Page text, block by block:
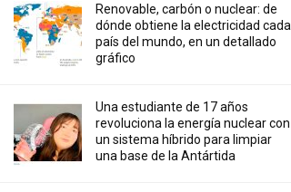
Renovable, carbón o nuclear: de
dónde obtiene la electricidad cada
país del mundo, en un detallado
gráfico
Una estudiante de 17 años
revoluciona la energía nuclear con
un sistema híbrido para limpiar
una base de la Antártida